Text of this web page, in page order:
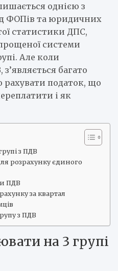
однією з
ФОПів та юридичних
статистики ДПС,
системи
Але коли
багато
рахувати податок, що
і як
з ПДВ
розрахунку єдиного
ПДВ
за квартал
з ПДВ
на 3 групі